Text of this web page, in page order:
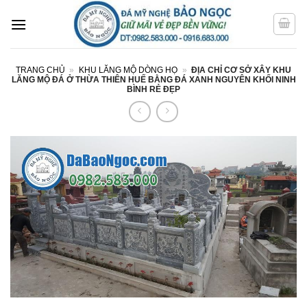
qua
TRANG CHỦ » KHU LĂNG MỘ DÒNG HỌ » ĐỊA CHỈ CƠ SỞ XÂY KHU
LĂNG MỘ ĐÁ Ở THỪA THIÊN HUẾ BẰNG ĐÁ XANH NGUYÊN KHỐI NINH
BÌNH RẺ ĐẸP